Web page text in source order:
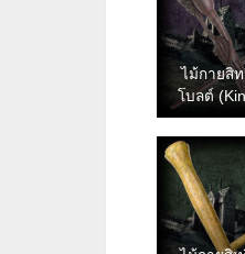
ไม้กายสิ
โบลต์